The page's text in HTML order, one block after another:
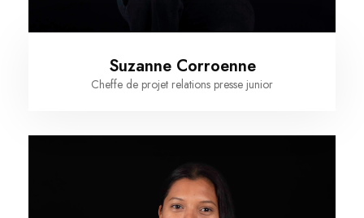
Suzanne Corroenne
Cheffe de projet relations presse junior